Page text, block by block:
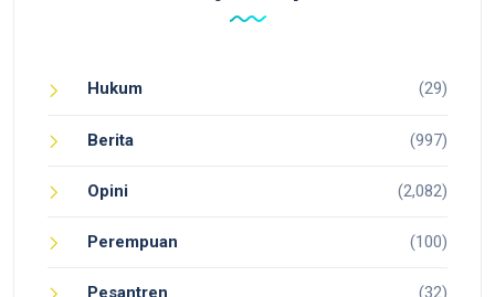
Hukum (29)
Berita (997)
Opini (2,082)
Perempuan (100)
Pesantren (32)